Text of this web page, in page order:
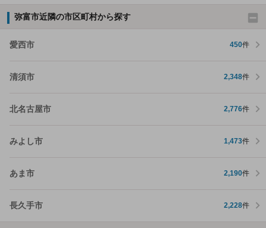
弥富市近隣の市区町村から探す
愛西市 450件
清須市 2,348件
北名古屋市 2,776件
みよし市 1,473件
あま市 2,190件
長久手市 2,228件